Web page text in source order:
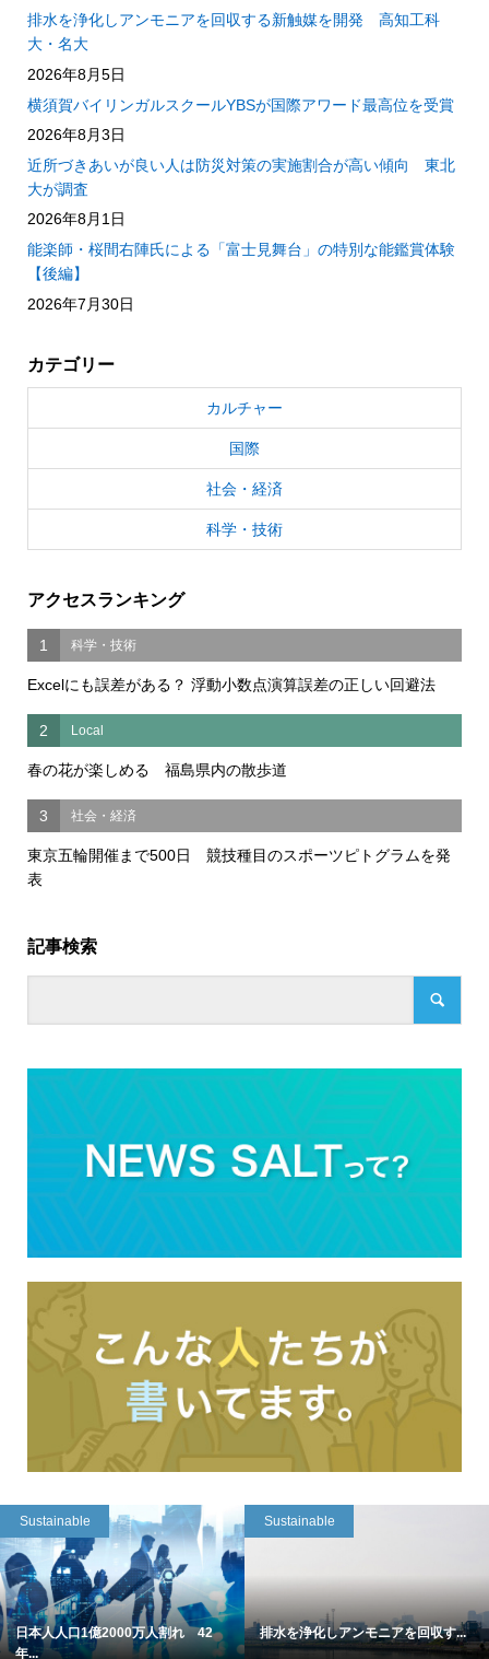
排水を浄化しアンモニアを回収する新触媒を開発 高知工科
大・名大
2026年8月5日
横須賀バイリンガルスクールYBSが国際アワード最高位を受賞
2026年8月3日
近所づきあいが良い人は防災対策の実施割合が高い傾向 東北
大が調査
2026年8月1日
能楽師・桜間右陣氏による「富士見舞台」の特別な能鑑賞体験
【後編】
2026年7月30日
カテゴリー
カルチャー
国際
社会・経済
科学・技術
アクセスランキング
1 科学・技術
Excelにも誤差がある？ 浮動小数点演算誤差の正しい回避法
2 Local
春の花が楽しめる 福島県内の散歩道
3 社会・経済
東京五輪開催まで500日 競技種目のスポーツピトグラムを発
表
記事検索
Sustainable
日本人人口1億2000万人割れ 42
年...
Sustainable
排水を浄化しアンモニアを回収す...